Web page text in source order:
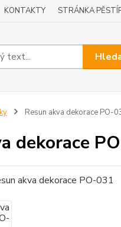
KONTAKTY STRÁNKA
Resun akva dekorace PO-
dekorace